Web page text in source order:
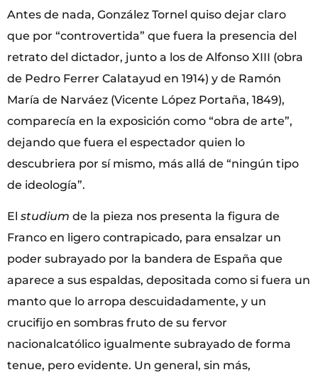
Antes de nada, González Tornel quiso dejar claro
que por “controvertida” que fuera la presencia del
retrato del dictador, junto a los de Alfonso XIII (obra
de Pedro Ferrer Calatayud en 1914) y de Ramón
María de Narváez (Vicente López Portaña, 1849),
comparecía en la exposición como “obra de arte”,
dejando que fuera el espectador quien lo
descubriera por sí mismo, más allá de “ningún tipo
de ideología”.
El studium de la pieza nos presenta la figura de
Franco en ligero contrapicado, para ensalzar un
poder subrayado por la bandera de España que
aparece a sus espaldas, depositada como si fuera un
manto que lo arropa descuidadamente, y un
crucifijo en sombras fruto de su fervor
nacionalcatólico igualmente subrayado de forma
tenue, pero evidente. Un general, sin más,